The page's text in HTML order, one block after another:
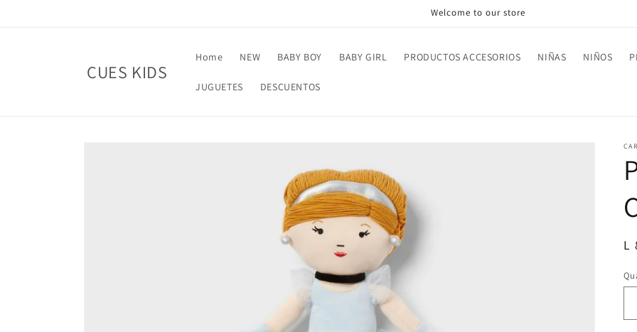
Welcome to our store
CUES KIDS
Home NEW BABY BOY BABY GIRL PRODUCTOS ACCESORIOS NIÑAS NIÑOS
JUGUETES DESCUENTOS
L